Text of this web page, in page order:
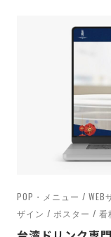
POP・メニュー /
ザイン / ポスター / 看